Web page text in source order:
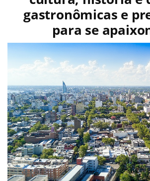
gastronômicas e
para se